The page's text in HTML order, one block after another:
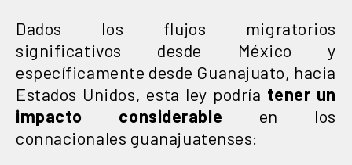
Dados los flujos migratorios
significativos desde México y
específicamente desde Guanajuato, hacia
Estados Unidos, esta ley podría tener un
impacto
considerable en los
connacionales guanajuatenses: